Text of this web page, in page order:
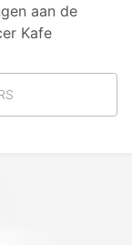
aan de
Kafe